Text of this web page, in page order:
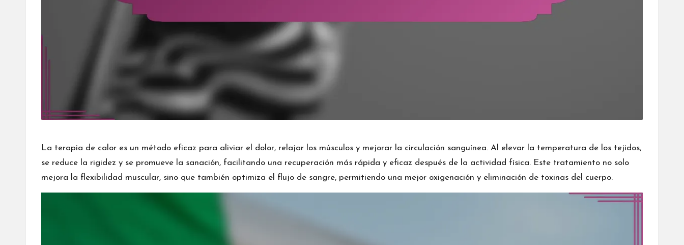
La terapia de calor es un método eficaz para aliviar el dolor, relajar los músculos y mejorar la circulación sanguínea. Al elevar la temperatura de los tejidos,
se reduce la rigidez y se promueve la sanación, facilitando una recuperación más rápida y eficaz después de la actividad física. Este tratamiento no solo
mejora la flexibilidad muscular, sino que también optimiza el flujo de sangre, permitiendo una mejor oxigenación y eliminación de toxinas del cuerpo.